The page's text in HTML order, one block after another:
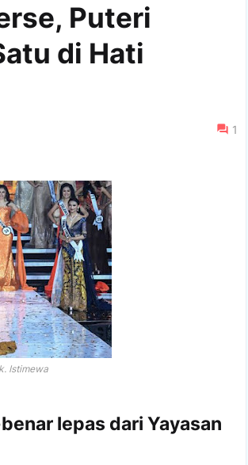
Puteri
di Hati
1
Istimewa
lepas dari Yayasan